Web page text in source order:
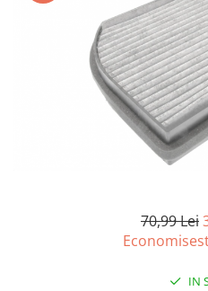
Moto
Reparatii si echipamente auto
Trotinete electrice
Casa, Gradina & Bricolaj
Bucatarie & Servire
Curatenie si intretinere
Iluminat & Electrice
70,99 Lei
IN